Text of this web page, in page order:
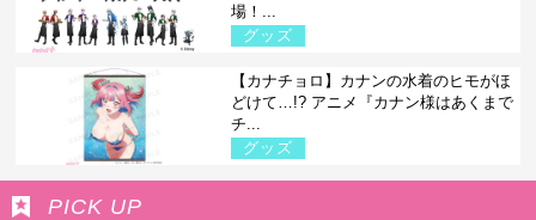
場！...
グッズ
【カナチョロ】カナンの水着のヒモがほ
どけて…!? アニメ『カナン様はあくまで
チ...
グッズ
PICK UP